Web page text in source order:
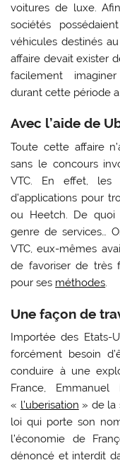
voitures de luxe.
sociétés
véhicules destinés
affaire devait exister
facilement
durant cette période a
Avec l’aide de
Toute cette affaire
sans le concours
VTC. En effet, les
d’applications pour
ou Heetch. De quoi
genre de services…
VTC, eux-mêmes
de favoriser de très
pour ses méthodes.
Une façon de
Importée des Etats-
forcément besoin
conduire à une
France,
« l’uberisation » de la
loi qui porte son
l’économie de
dénoncé et interdit